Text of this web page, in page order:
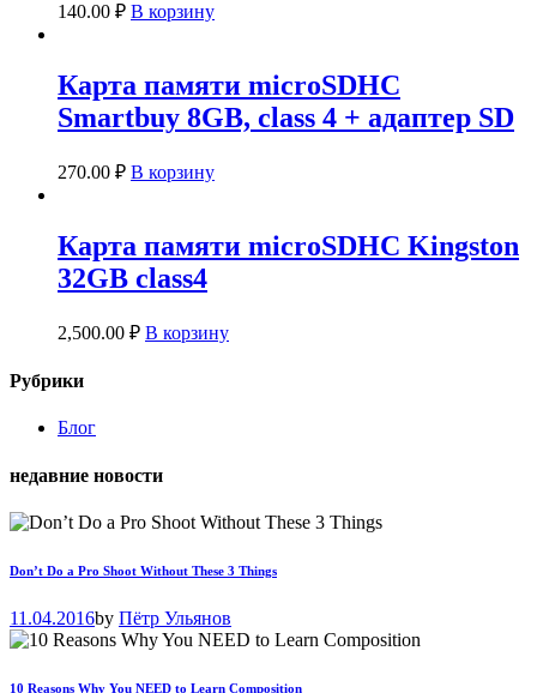
140.00 ₽ В корзину
Карта памяти microSDHC
Smartbuy 8GB, class 4 + адаптер SD
270.00 ₽ В корзину
Карта памяти microSDHC Kingston
32GB class4
2,500.00 ₽ В корзину
Рубрики
Блог
недавние новости
Don’t Do a Pro Shoot Without These 3 Things
11.04.2016by Пётр Ульянов
10 Reasons Why You NEED to Learn Composition